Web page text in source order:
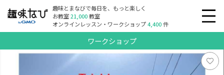
趣味とまなびで毎日を、もっと楽しく
お教室21,000教室
オンラインレッスン・ワークショップ4,400件
ワークショップ